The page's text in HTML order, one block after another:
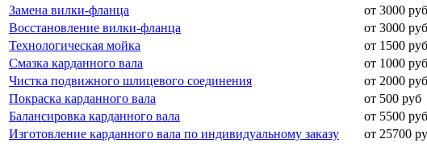
Замена вилки-фланца
от 3000 руб
Восстановление вилки-фланца
от 3000 руб
Технологическая мойка
от 1500 руб
Смазка карданного вала
от 1000 руб
Чистка подвижного шлицевого соединения
от 2000 руб
Покраска карданного вала
от 500 руб
Балансировка карданного вала
от 5500 руб
Изготовление карданного вала по индивидуальному заказу
от 25700